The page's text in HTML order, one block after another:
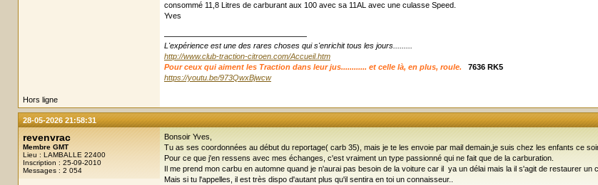
consommé 11,8 Litres de carburant aux 100 avec sa 11AL avec une culasse Speed.
Yves
L'expérience est une des rares choses qui s'enrichit tous les jours.........
http://www.club-traction-citroen.com/Accueil.htm
Pour ceux qui aiment les Traction dans leur jus............ et celle là, en plus, roule.
7636 RK5
https://youtu.be/973QwxBjwcw
Hors ligne
28-05-2026 21:58:31
revenvrac
Membre GMT
Lieu : LAMBALLE 22400
Inscription : 25-09-2010
Messages : 2 054
Bonsoir Yves,
Tu as ses coordonnées au début du reportage( carb 35), mais je te les envoie par mail demain,je suis chez les enfants ce
Pour ce que j'en ressens avec mes échanges, c'est vraiment un type passionné qui ne fait que de la carburation.
Il me prend mon carbu en automne quand je n'aurai pas besoin de la voiture car il ya un délai mais la il s'agit de restaurer
Mais si tu l'appelles, il est très dispo d'autant plus qu'il sentira en toi un connaisseur..